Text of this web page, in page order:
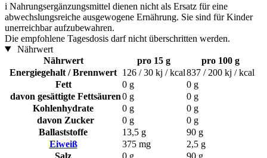
i Nahrungsergänzungsmittel dienen nicht als Ersatz für eine
abwechslungsreiche ausgewogene Ernährung. Sie sind für Kinder
unerreichbar aufzubewahren.
Die empfohlene Tagesdosis darf nicht überschritten werden.
Nährwert
Nährwert
pro 15 g
pro 100 g
Energiegehalt / Brennwert 126 / 30 kj / kcal837 / 200 kj / kcal
Fett
0 g
0 g
davon gesättigte Fettsäuren0 g
0 g
Kohlenhydrate
0 g
0 g
davon Zucker
0 g
0 g
Ballaststoffe
13,5 g
90 g
Eiweiß
375 mg
2,5 g
Salz
0 g 90 g